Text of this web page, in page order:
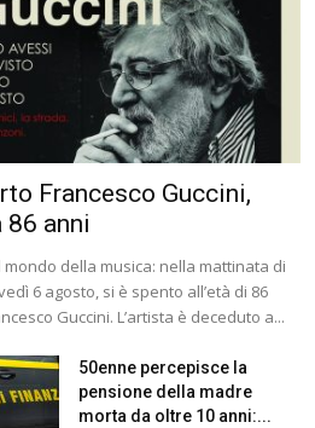
Francesco Guccini,
86 anni
mondo della musica: nella mattinata di
6 agosto, si è spento all’età di 86
Guccini. L’artista è deceduto a...
50enne percepisce la
pensione della madre
morta da oltre 10 anni:...